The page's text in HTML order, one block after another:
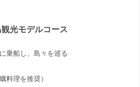
光モデルコース
乗船し、島々を巡る
料理を推奨）